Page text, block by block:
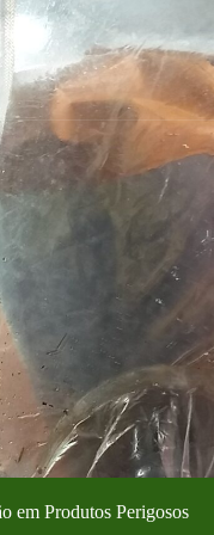
em Produtos Perigosos